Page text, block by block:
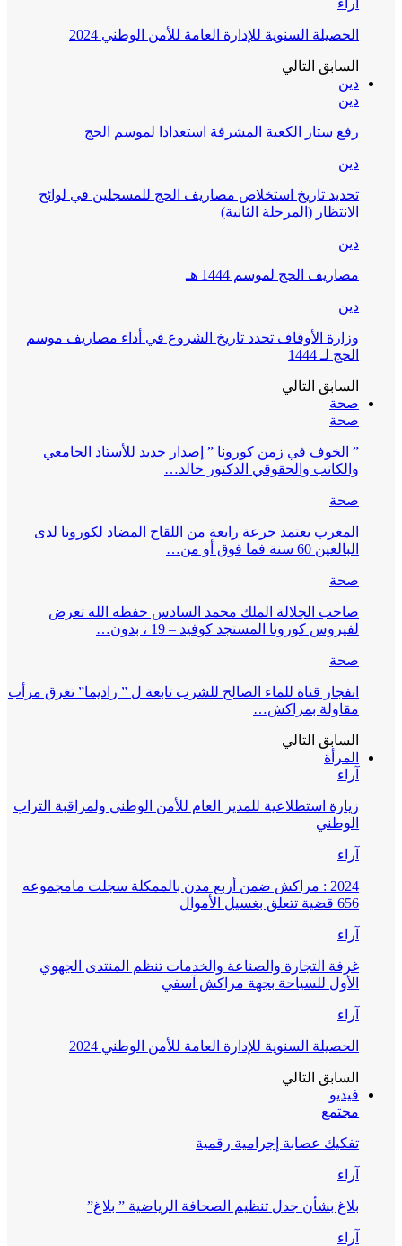
آراء
الحصيلة السنوية للإدارة العامة للأمن الوطني 2024
السابق التالي
دين
دين
رفع ستار الكعبة المشرفة استعدادا لموسم الحج
دين
تحديد تاريخ استخلاص مصاريف الحج للمسجلين في لوائح
الانتظار (المرحلة الثانية)
دين
مصاريف الحج لموسم 1444 هـ
دين
وزارة الأوقاف تحدد تاريخ الشروع في أداء مصاريف موسم
الحج لـ 1444
السابق التالي
صحة
صحة
” الخوف في زمن كورونا ” إصدار جديد للأستاذ الجامعي
والكاتب والحقوقي الدكتور خالد…
صحة
المغرب يعتمد جرعة رابعة من اللقاح المضاد لكورونا لدى
البالغين 60 سنة فما فوق أو من…
صحة
صاحب الجلالة الملك محمد السادس حفظه الله تعرض
لفيروس كورونا المستجد كوفيد – 19 ، بدون…
صحة
انفجار قناة للماء الصالح للشرب تابعة ل ” راديما” تغرق مرأب
مقاولة بمراكش…
السابق التالي
المرأة
آراء
زيارة استطلاعية للمدير العام للأمن الوطني ولمراقبة التراب
الوطني
آراء
2024 : مراكش ضمن أربع مدن بالممكلة سجلت مامجموعه
656 قضية تتعلق بغسيل الأموال
آراء
غرفة التجارة والصناعة والخدمات تنظم المنتدى الجهوي
الأول للسياحة بجهة مراكش آسفي
آراء
الحصيلة السنوية للإدارة العامة للأمن الوطني 2024
السابق التالي
فيديو
مجتمع
تفكيك عصابة إجرامية رقمية
آراء
بلاغ بشأن جدل تنظيم الصحافة الرياضية ” بلاغ”
آراء